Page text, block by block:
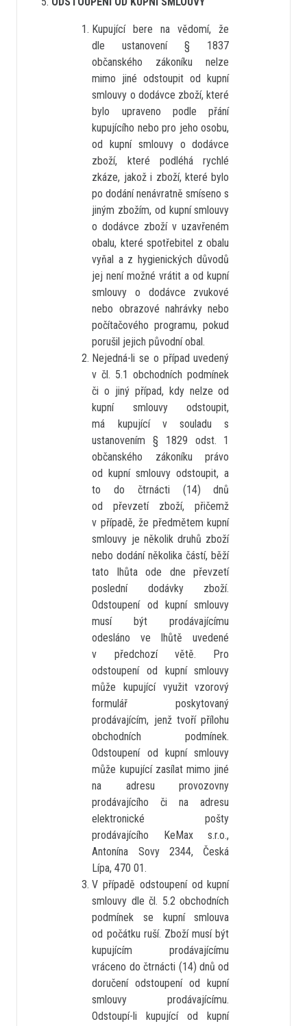
Kupující bere na vědomí, že
dle ustanovení § 1837
občanského zákoníku nelze
mimo jiné odstoupit od kupní
smlouvy o dodávce zboží, které
bylo upraveno podle přání
kupujícího nebo pro jeho osobu,
od kupní smlouvy o dodávce
zboží, které podléhá rychlé
zkáze, jakož i zboží, které bylo
po dodání nenávratně smíseno s
jiným zbožím, od kupní smlouvy
o dodávce zboží v uzavřeném
obalu, které spotřebitel z obalu
vyňal a z hygienických důvodů
jej není možné vrátit a od kupní
smlouvy o dodávce zvukové
nebo obrazové nahrávky nebo
počítačového programu, pokud
porušil jejich původní obal.
Nejedná-li se o případ uvedený
v čl. 5.1 obchodních podmínek
či o jiný případ, kdy nelze od
kupní smlouvy odstoupit,
má kupující v souladu s
ustanovením § 1829 odst. 1
občanského zákoníku právo
od kupní smlouvy odstoupit, a
to do čtrnácti (14) dnů
od převzetí zboží, přičemž
v případě, že předmětem kupní
smlouvy je několik druhů zboží
nebo dodání několika částí, běží
tato lhůta ode dne převzetí
poslední dodávky zboží.
Odstoupení od kupní smlouvy
musí být prodávajícímu
odesláno ve lhůtě uvedené
v předchozí větě. Pro
odstoupení od kupní smlouvy
může kupující využit vzorový
formulář poskytovaný
prodávajícím, jenž tvoří přílohu
obchodních podmínek.
Odstoupení od kupní smlouvy
může kupující zasílat mimo jiné
na adresu provozovny
prodávajícího či na adresu
elektronické pošty
prodávajícího KeMax s.r.o.,
Antonína Sovy 2344, Česká
Lípa, 470 01.
V případě odstoupení od kupní
smlouvy dle čl. 5.2 obchodních
podmínek se kupní smlouva
od počátku ruší. Zboží musí být
kupujícím prodávajícímu
vráceno do čtrnácti (14) dnů od
doručení odstoupení od kupní
smlouvy prodávajícímu.
Odstoupí-li kupující od kupní